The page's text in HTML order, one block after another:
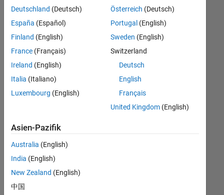
können
die
Suchkriterien
weiter
fassen
oder
alle
Stellenangebote
anzeigen .
noch
keine
offenen
Stellen
können,
Deutschland (Deutsch)
España (Español)
Finland (English)
France (Français)
Ireland (English)
Italia (Italiano)
Luxembourg (English)
Österreich (Deutsch)
Portugal (English)
Sweden (English)
Switzerland
Deutsch
English
Français
United Kingdom(English)
Asien-Pazifik
Australia (English)
India (English)
New Zealand (English)
中国